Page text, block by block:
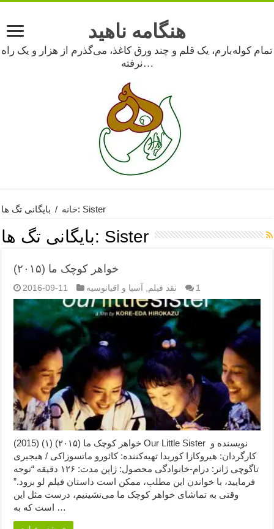
هنگامه ناهید
تمام کوله‌بارم، یک قلم و چند ورق کاغذ، می‌گذرم از هزار و یک راه
نرفته…
خانه / بایگانی تگ ها: Sister
بایگانی تگ ها: Sister
خواهر کوچک ما (۲۰۱۵)
2016-09-11 نقد فیلم آسیا و اقیانوسیه 1
خواهر کوچک ما (۲۰۱۵) (۱) (2015) Our Little Sister نویسنده و
کارگردان: هیروکازا کوریدا تهیه‌کننده: کائورو ماتسوزاکی / هیجیری
تاگوچی ژانر: درام-خانوادگی محصول: ژاپن مدت: ۱۲۶ دقیقه “توجه
فرمایید،‌ با خواندن این مطلب، ممکن است داستان فیلم لو برود.”
وقتی به تماشای خواهر کوچک ما می‌نشینیم،‌ درست مثل این
است که به …